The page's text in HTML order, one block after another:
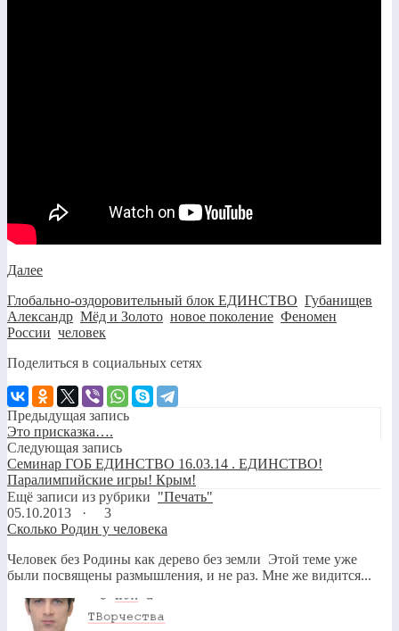
Далее
Глобально-оздоровительный блок ЕДИНСТВО Губанищев
Александр Мёд и Золото новое поколение Феномен
России человек
Поделиться в социальных сетях
Предыдущая запись
Это присказка….
Следующая запись
Семинар ГОБ ЕДИНСТВО 16.03.14 . ЕДИНСТВО!
Паралимпийские игры! Крым!
Ещё записи из рубрики "Печать"
05.10.2013 ·
3
Сколько Родин у человека
Человек без Родины как дерево без земли Этой теме уже
были посвящены размышления, и не раз. Мне же видится...